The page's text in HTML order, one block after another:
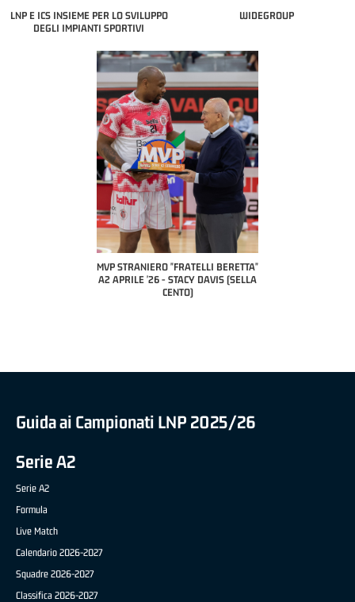
LNP E ICS INSIEME PER LO SVILUPPO
DEGLI IMPIANTI SPORTIVI
WIDEGROUP
MVP "FRATELLI BERETTA" SAMUEL
DILAS B NAZIONALE APRILE '26 -
MARCO RESTELLI (TAV TREVIGLIO
Guida ai Campionati LNP 2025/26
Serie A2
Serie A2
Formula
Live Match
Calendario 2026-2027
Squadre 2026-2027
Classifica 2026-2027